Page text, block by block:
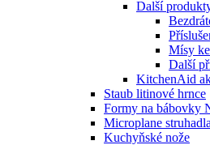
Další
Mísy
Další
KitchenAid
Staub litinové hrnce
Formy na bábovky
Microplane struhadla
Kuchyňské nože